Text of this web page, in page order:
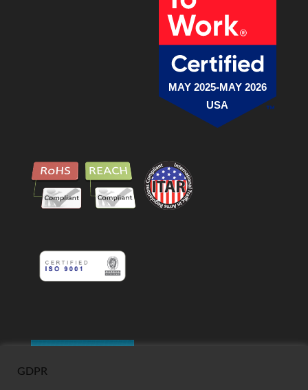
MAY 2025-MAY 2026
USA
GDPR